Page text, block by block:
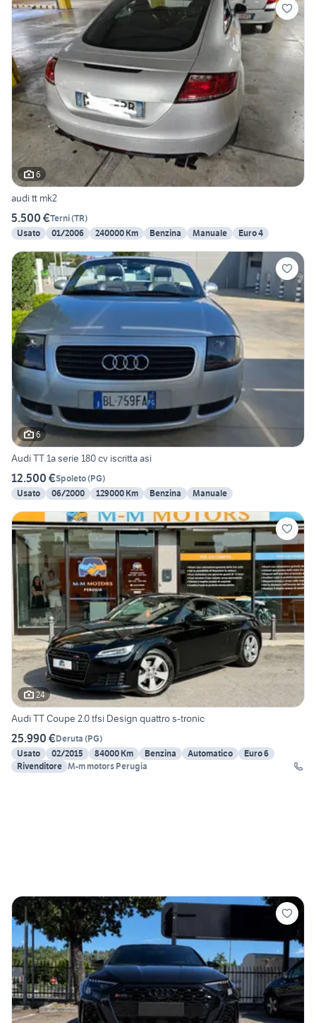
6
audi tt mk2
5.500 €Terni(TR)
Usato
01/2006 240000 Km Benzina Manuale Euro 4
6
Audi TT 1a serie 180 cv iscritta asi
12.500 €Spoleto(PG)
Usato
06/2000 129000 Km Benzina Manuale
24
Audi TT Coupe 2.0 tfsi Design quattro s-tronic
25.990 €Deruta (PG)
Usato
02/2015 84000 Km Benzina Automatico
Euro 6
Rivenditore M-m motors Perugia